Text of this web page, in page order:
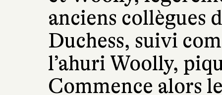
anciens collègues
Duchess, suivi
l’ahuri Woolly,
Commence alors